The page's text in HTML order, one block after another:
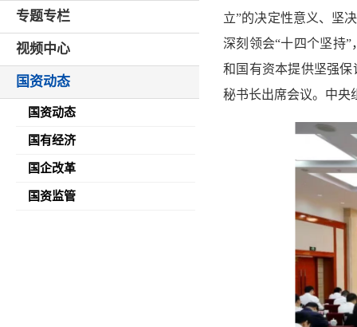
专题专栏
视频中心
国资动态
国资动态
国有经济
国企改革
国资监管
立”的决定性意义、坚
深刻领会“十四个坚持
和国有资本提供坚强
秘书长出席会议。中央